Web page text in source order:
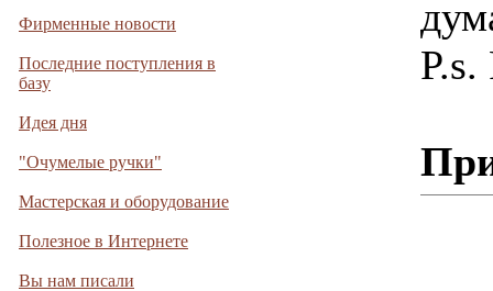
Фирменные новости
Последние поступления в
базу
Идея дня
"Очумелые ручки"
Мастерская и оборудование
Полезное в Интернете
Вы нам писали